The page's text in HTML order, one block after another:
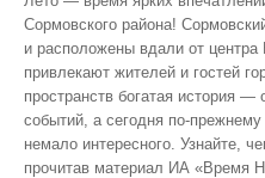
Сормовского района!
и расположены вдали от
привлекают жителей и гостей
пространств богатая история
событий, а сегодня
немало интересного. Узнайте,
прочитав материал ИА «Время